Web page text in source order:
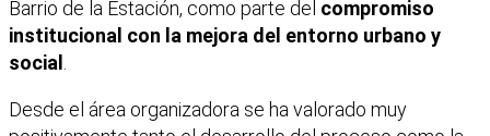
Barrio de la Estación, como parte del compromiso
institucional con la mejora del entorno urbano y
social
Desde el área organizadora se ha valorado muy